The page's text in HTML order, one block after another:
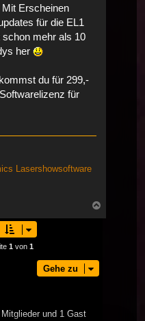
Erscheinen
für die EL1
schon mehr als 10
her
du für 299,-
für
Lasershowsoftware
oben
1 von 1
Gehe zu
und 1 Gast